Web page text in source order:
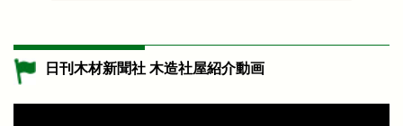
日刊木材新聞社 木造社屋紹介動画